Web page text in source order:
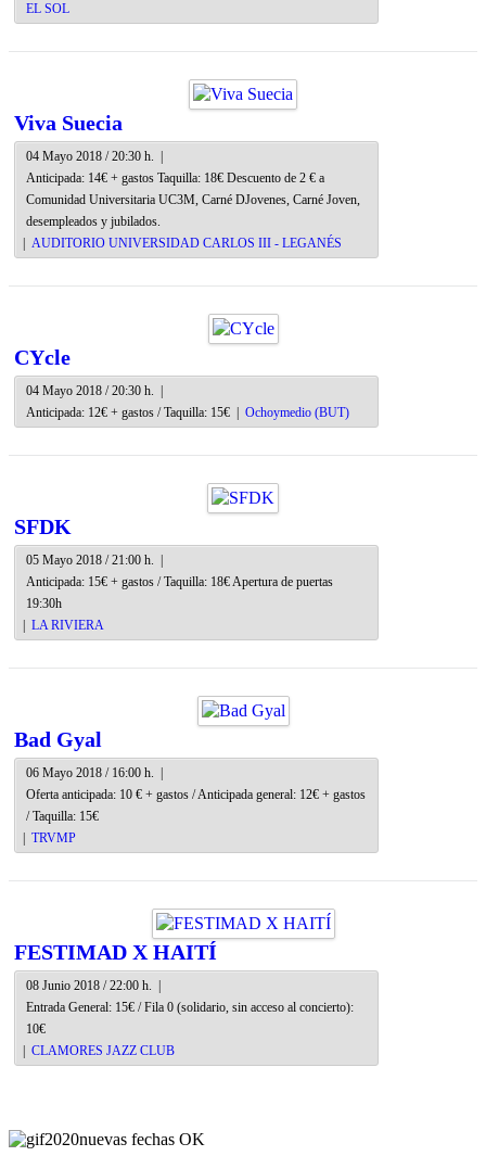
EL SOL
Viva Suecia
04 Mayo 2018 / 20:30 h. |
Anticipada: 14€ + gastos Taquilla: 18€ Descuento de 2 € a
Comunidad Universitaria UC3M, Carné DJovenes, Carné Joven,
desempleados y jubilados.
| AUDITORIO UNIVERSIDAD CARLOS III - LEGANÉS
CYcle
04 Mayo 2018 / 20:30 h. |
Anticipada: 12€ + gastos / Taquilla: 15€ | Ochoymedio (BUT)
SFDK
05 Mayo 2018 / 21:00 h. |
Anticipada: 15€ + gastos / Taquilla: 18€ Apertura de puertas
19:30h
| LA RIVIERA
Bad Gyal
06 Mayo 2018 / 16:00 h. |
Oferta anticipada: 10 € + gastos / Anticipada general: 12€ + gastos
/ Taquilla: 15€
| TRVMP
FESTIMAD X HAITÍ
08 Junio 2018 / 22:00 h. |
Entrada General: 15€ / Fila 0 (solidario, sin acceso al concierto):
10€
| CLAMORES JAZZ CLUB